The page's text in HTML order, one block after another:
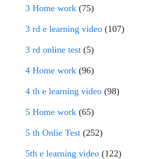
3 Home work (75)
3 rd e learning video (107)
3 rd online test (5)
4 Home work (96)
4 th e learning video (98)
5 Home work (65)
5 th Onlie Test (252)
5th e learning video (122)